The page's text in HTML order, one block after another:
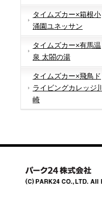
タイムズカー×箱根小
涌園ユネッサン
タイムズカー×有馬温
泉 太閤の湯
タイムズカー×飛鳥ド
ライビングカレッジ川
崎